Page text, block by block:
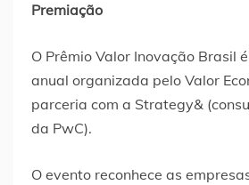
Premiação
O Prêmio Valor Inovação Brasil
anual organizada pelo Valor
parceria com a Strategy&
da PwC).
O evento reconhece as